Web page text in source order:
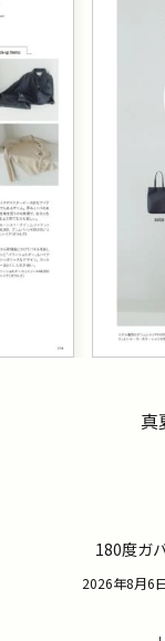
真
180度ガ
2026年8月6